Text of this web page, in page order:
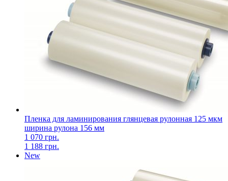
Пленка для ламинирования глянцевая рулонная 125 мкм
ширина рулона 156 мм
1 070 грн.
1 188 грн.
New